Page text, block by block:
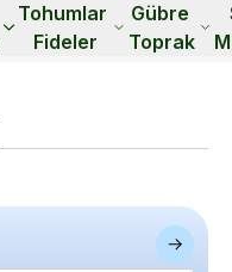
Tohumlar
Fideler
Gübre
Toprak